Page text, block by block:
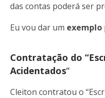
das contas poderá ser
Eu vou dar um exemplo
Contratação do
Acidentados“
Cleiton contratou o